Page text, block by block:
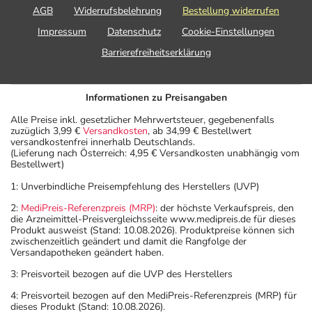
AGB Widerrufsbelehrung
Bestellung widerrufen
Impressum
Datenschutz
Cookie-Einstellungen
Barrierefreiheitserklärung
Informationen zu Preisangaben
Alle Preise inkl. gesetzlicher Mehrwertsteuer, gegebenenfalls
zuzüglich 3,99 € Versandkosten, ab 34,99 € Bestellwert
versandkostenfrei innerhalb Deutschlands.
(Lieferung nach Österreich: 4,95 € Versandkosten unabhängig vom
Bestellwert)
1: Unverbindliche Preisempfehlung des Herstellers (UVP)
2: MediPreis-Referenzpreis (MRP): der höchste Verkaufspreis, den
die Arzneimittel-Preisvergleichsseite www.medipreis.de für dieses
Produkt ausweist (Stand: 10.08.2026). Produktpreise können sich
zwischenzeitlich geändert und damit die Rangfolge der
Versandapotheken geändert haben.
3: Preisvorteil bezogen auf die UVP des Herstellers
4: Preisvorteil bezogen auf den MediPreis-Referenzpreis (MRP) für
dieses Produkt (Stand: 10.08.2026).